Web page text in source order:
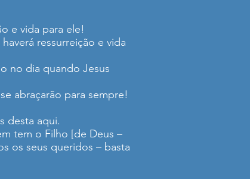
e vida para ele!
ressurreição e vida
no dia quando Jesus
abraçarão para sempre!
desta aqui.
tem o Filho [de Deus –
os seus queridos – basta